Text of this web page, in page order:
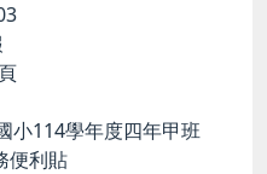
小114學年度四年甲班
便利貼